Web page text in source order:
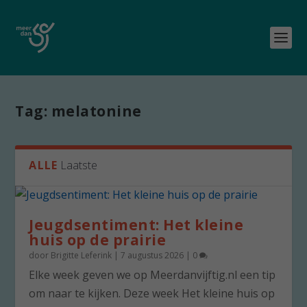
Tag: melatonine
ALLE Laatste
Jeugdsentiment: Het kleine
huis op de prairie
door Brigitte Leferink |7 augustus 2026 | 0
Elke week geven we op Meerdanvijftig.nl een tip
om naar te kijken. Deze week Het kleine huis op